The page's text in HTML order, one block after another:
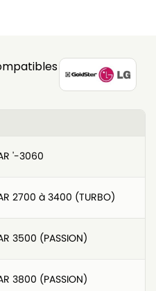
'-3060
2700 à 3400 (TURBO)
3500 (PASSION)
3800 (PASSION)